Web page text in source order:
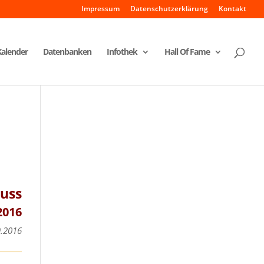
Impressum Datenschutzerklärung Kontakt
Datenbanken Infothek Hall Of Fame